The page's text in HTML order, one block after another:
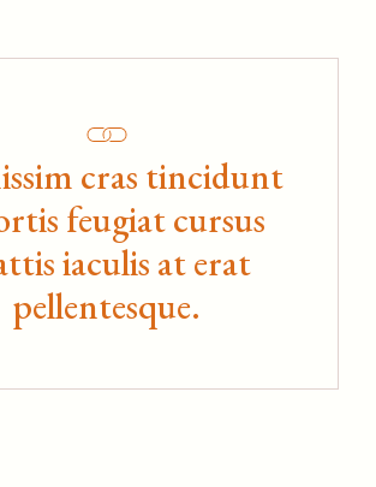
cras tincidunt
feugiat cursus
iaculis at erat
pellentesque.